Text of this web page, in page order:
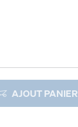
AJOUT PANIER